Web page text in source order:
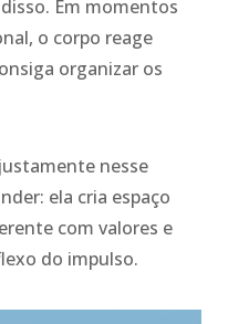
Em momentos
o corpo reage
organizar os
nesse
ela cria espaço
com valores e
do impulso.